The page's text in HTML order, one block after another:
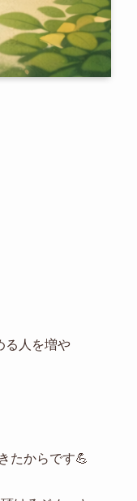
る人を増や
たからです💪